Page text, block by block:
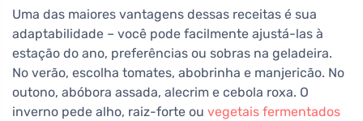
Uma das maiores vantagens dessas receitas é sua
adaptabilidade – você pode facilmente ajustá-las à
estação do ano, preferências ou sobras na geladeira.
No verão, escolha tomates, abobrinha e manjericão. No
outono, abóbora assada, alecrim e cebola roxa. O
inverno pede alho, raiz-forte ou vegetais fermentados